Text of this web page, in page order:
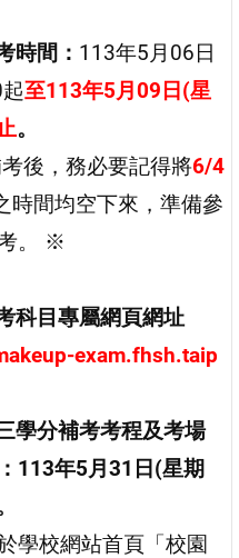
時間： 113年5月06日
至113年5月09日(星
。
後，務必要記得將6/4
時間均空下來，準備參
。 ※
科目專屬網頁網址
exam.fhsh.taip
學分補考考程及考場
113年5月31日(星期
學校網站首頁「校園